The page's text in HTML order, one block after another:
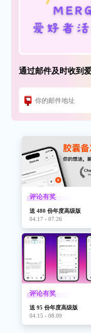
通过邮件及时收到
评论有奖
送 480 份年度高级版
04.17 - 07.26
评论有奖
送 95 份年度高级版
04.15 - 08.09